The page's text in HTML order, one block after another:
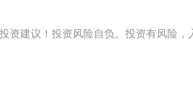
资建议！投资风险自负。投资有风险，